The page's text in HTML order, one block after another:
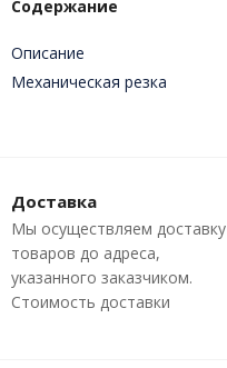
Содержание
Описание
Механическая резка
Доставка
Мы осуществляем доставку
товаров до адреса,
указанного заказчиком.
Стоимость доставки